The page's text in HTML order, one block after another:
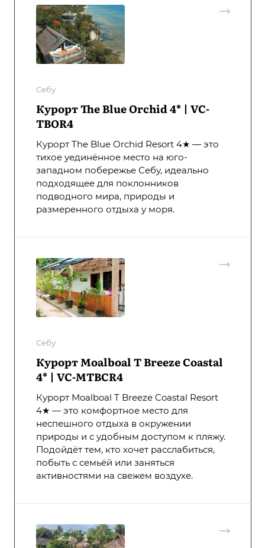
Себу
Курорт The Blue Orchid 4* | VC-
TBOR4
Курорт The Blue Orchid Resort 4★ — это
тихое уединённое место на юго-
западном побережье Себу, идеально
подходящее для поклонников
подводного мира, природы и
размеренного отдыха у моря.
Себу
Курорт Moalboal T Breeze Coastal
4* | VC-MTBCR4
Курорт Moalboal T Breeze Coastal Resort
4★ — это комфортное место для
неспешного отдыха в окружении
природы и с удобным доступом к пляжу.
Подойдёт тем, кто хочет расслабиться,
побыть с семьёй или заняться
активностями на свежем воздухе.